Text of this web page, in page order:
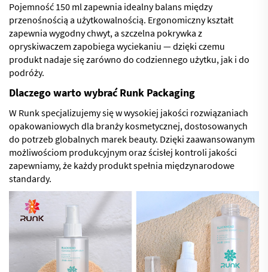
Pojemność 150 ml zapewnia idealny balans między
przenośnością a użytkowalnością. Ergonomiczny kształt
zapewnia wygodny chwyt, a szczelna pokrywka z
opryskiwaczem zapobiega wyciekaniu — dzięki czemu
produkt nadaje się zarówno do codziennego użytku, jak i do
podróży.
Dlaczego warto wybrać Runk Packaging
W Runk specjalizujemy się w wysokiej jakości rozwiązaniach
opakowaniowych dla branży kosmetycznej, dostosowanych
do potrzeb globalnych marek beauty. Dzięki zaawansowanym
możliwościom produkcyjnym oraz ścisłej kontroli jakości
zapewniamy, że każdy produkt spełnia międzynarodowe
standardy.